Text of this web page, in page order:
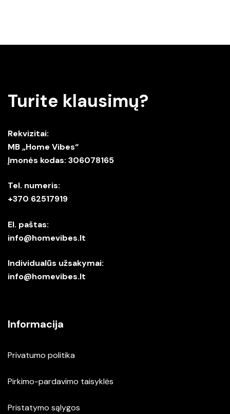
Turite klausimų?
Rekvizitai:
MB „Home Vibes“
Įmonės kodas: 306078165
Tel. numeris:
+370 62517919
El. paštas:
info@homevibes.lt
Individualūs užsakymai:
info@homevibes.lt
Informacija
Privatumo politika
Pirkimo-pardavimo taisyklės
Pristatymo sąlygos